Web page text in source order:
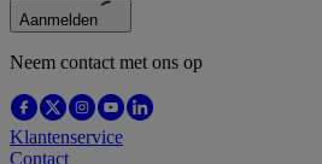
Aanmelden
Neem contact met ons op
Klantenservice
Contact